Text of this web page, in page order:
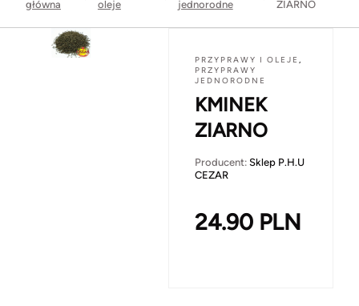
główna
oleje
jednorodne
ZIARNO
PRZYPRAWY I OLEJE ,
PRZYPRAWY
JEDNORODNE
KMINEK
ZIARNO
Producent: Sklep P.H.U
CEZAR
24.90PLN